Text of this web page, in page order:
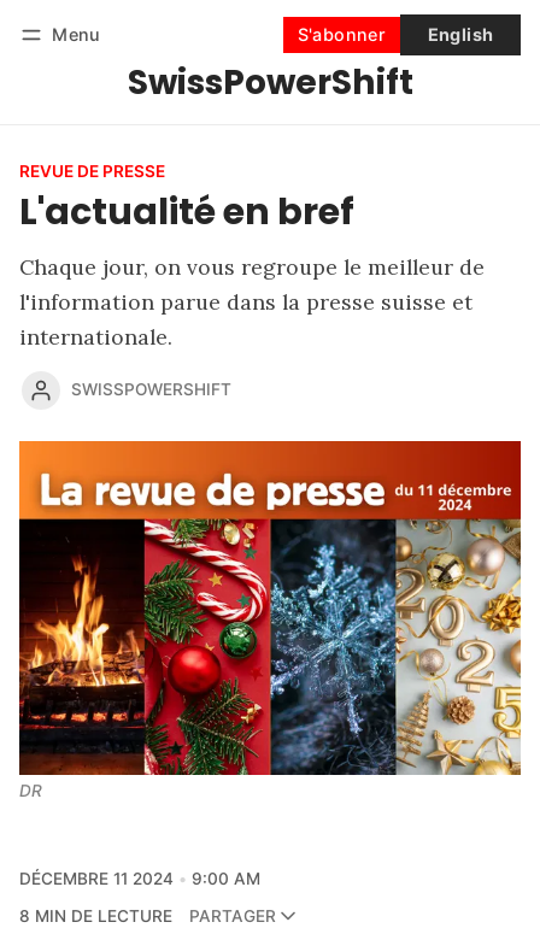
Menu
SwissPowerShift
S'abonner English
Se connecter S'abonner
REVUE DE PRESSE
L'actualité en bref
Chaque jour, on vous regroupe le meilleur de
l'information parue dans la presse suisse et
internationale.
SWISSPOWERSHIFT
DR
DÉCEMBRE 11 2024
9:00 AM
8 MIN DE LECTURE
PARTAGER